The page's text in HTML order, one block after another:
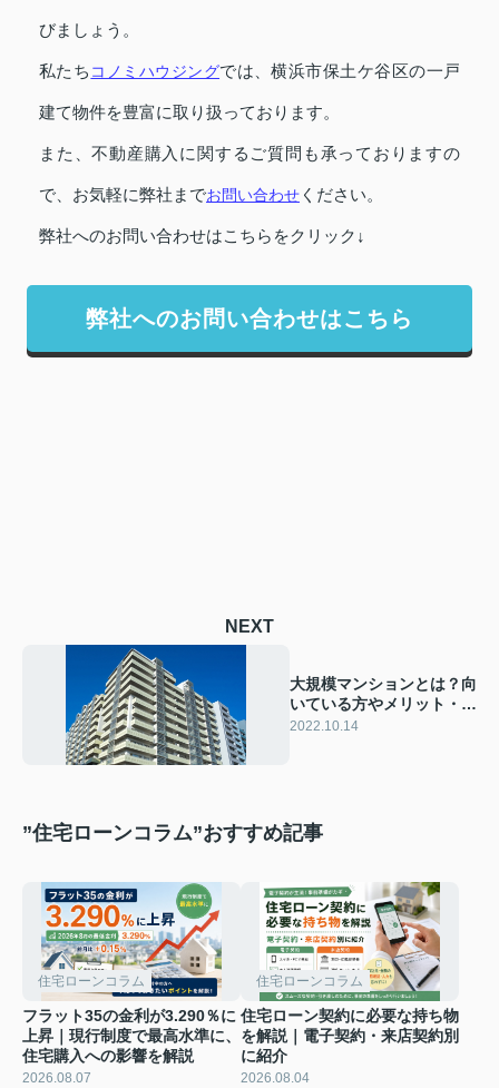
びましょう。
私たち コノミハウジングでは、横浜市保土ケ谷区の一戸
建て物件を豊富に取り扱っております。
また、不動産購入に関するご質問も承っておりますの
で、お気軽に弊社までお問い合わせ ください。
弊社へのお問い合わせはこちらをクリック↓
弊社へのお問い合わせはこちら
NEXT
大規模マンションとは？向
いている方やメリット・デ
メリットをご紹介
2022.10.14
”住宅ローンコラム”おすすめ記事
住宅ローンコラム
フラット35の金利が3.290％に
上昇｜現行制度で最高水準に、
住宅購入への影響を解説
2026.08.07
住宅ローンコラム
住宅ローン契約に必要な持ち物
を解説｜電子契約・来店契約別
に紹介
2026.08.04